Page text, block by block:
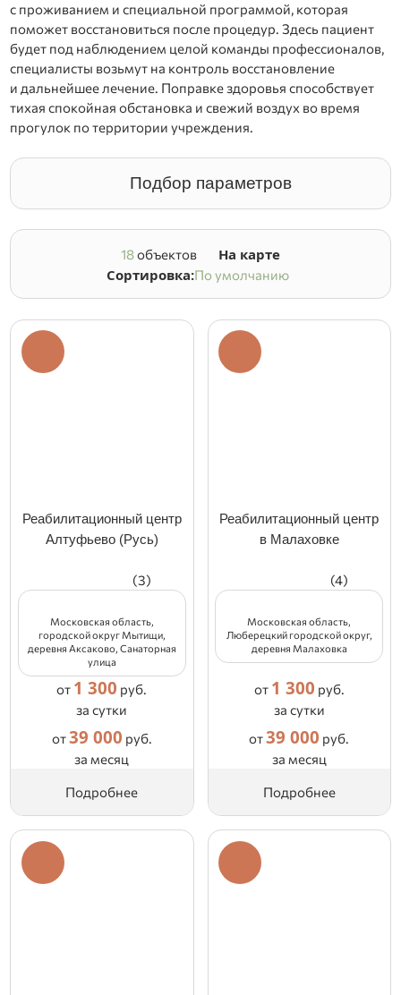
с проживанием и специальной программой, которая
поможет восстановиться после процедур. Здесь пациент
будет под наблюдением целой команды профессионалов,
специалисты возьмут на контроль восстановление
и дальнейшее лечение. Поправке здоровья способствует
тихая спокойная обстановка и свежий воздух во время
прогулок по территории учреждения.
Подбор параметров
18объектов
Сортировка:По умолчанию
На карте
Реабилитационный центр
Алтуфьево (Русь)
(3)
Московская область,
городской округ Мытищи,
деревня Аксаково, Санаторная
улица
от 1 300 руб.
за сутки
от39 000 руб.
за месяц
Подробнее
Реабилитационный центр
в Малаховке
(4)
Московская область,
Люберецкий городской округ,
деревня Малаховка
от 1 300 руб.
за сутки
от39 000 руб.
за месяц
Подробнее